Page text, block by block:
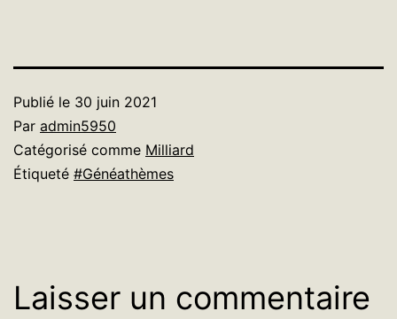
Publié le 30 juin 2021
Par admin5950
Catégorisé comme Milliard
Étiqueté #Généathèmes
Laisser un commentaire